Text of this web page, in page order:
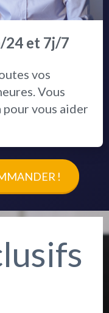
24 et 7j/7
vos
Vous
pour vous aider
!